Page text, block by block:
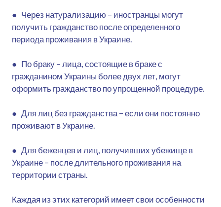
● Через натурализацию – иностранцы могут
получить гражданство после определенного
периода проживания в Украине.
● По браку – лица, состоящие в браке с
гражданином Украины более двух лет, могут
оформить гражданство по упрощенной процедуре.
● Для лиц без гражданства – если они постоянно
проживают в Украине.
● Для беженцев и лиц, получивших убежище в
Украине – после длительного проживания на
территории страны.
Каждая из этих категорий имеет свои особенности